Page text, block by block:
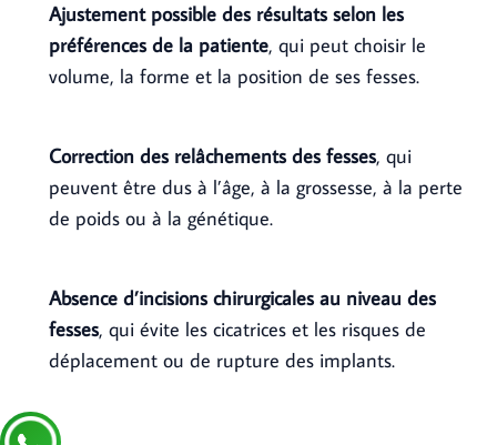
Ajustement possible des résultats selon les
préférences de la patiente, qui peut choisir le
volume, la forme et la position de ses fesses.
Correction des relâchements des fesses, qui
peuvent être dus à l’âge, à la grossesse, à la perte
de poids ou à la génétique.
Absence d’incisions chirurgicales au niveau des
fesses, qui évite les cicatrices et les risques de
déplacement ou de rupture des implants.